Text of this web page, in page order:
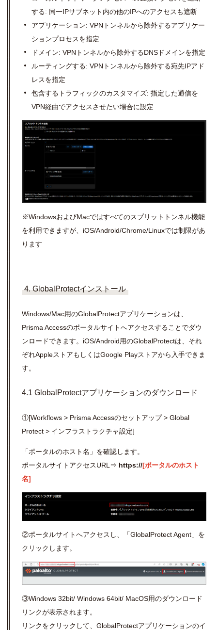
する: 同一IPサブネット内の他のIPへのアクセスも遮断
アプリケーション: VPN トンネルから除外するアプリケー
ションプロセスを指定
ドメイン: VPN トンネルから除外するDNSドメインを指定
ルーティングする: VPN トンネルから除外する宛先IPアド
レスを指定
包含するトラフィックのカスタマイズ: 指定した通信を
VPN経由でアクセスさせたい場合に設定
※WindowsおよびMacではすべてのスプリットトンネル機能
を利用できますが、 iOS/Android/Chrome/Linuxでは制限があ
ります
4. GlobalProtectインストール
Windows/Mac用のGlobalProtectアプリケーションは、
Prisma Accessのポータルサイトへアクセスすることでダウ
ンロードできます。 iOS/Android用のGlobalProtectは、それ
ぞれAppleストアもしくはGoogle Playストアから入手できま
す。
4.1 GlobalProtectアプリケーションのダウンロード
①[Workflows > Prisma Accessのセットアップ> Global
Protect > インフラストラクチャ設定]
「ポータルのホスト名」を確認します。
ポータルサイトアクセスURL⇒ https://[ポータルのホスト
名]
②ポータルサイトへアクセスし、「GlobalProtect Agent 」を
クリックします。
③Windows 32bit/ Windows 64bit/ MacOS用のダウンロード
リンクが表示されます。
リンクをクリックして、 GlobalProtectアプリケーションのイ